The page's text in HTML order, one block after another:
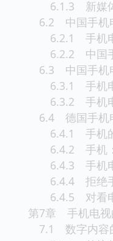
6.1.3 新媒体
6.2 中国手机
6.2.1 手机
6.2.2 中国手
6.3 中国手机
6.3.1 手机电
6.3.2 手机电
6.4 德国手机
6.4.1 手机的
6.4.2 手机：
6.4.3 手机电
6.4.4 拒绝手
6.4.5 对看电
第7章 手机电视
7.1 数字内容